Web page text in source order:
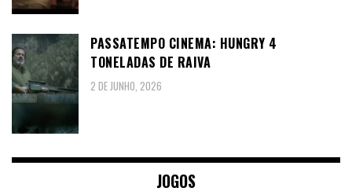
PASSATEMPO CINEMA: HUNGRY 4
TONELADAS DE RAIVA
2 DE JUNHO, 2026
JOGOS